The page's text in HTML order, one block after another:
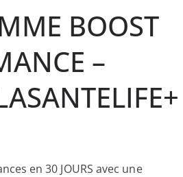
BOOST
–
en 30 JOURS avec une